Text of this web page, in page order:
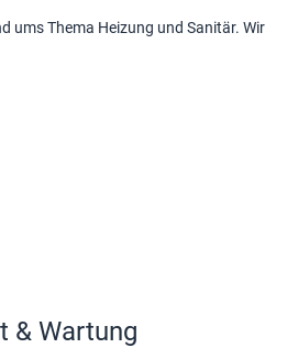
ums Thema Heizung und Sanitär. Wir
& Wartung